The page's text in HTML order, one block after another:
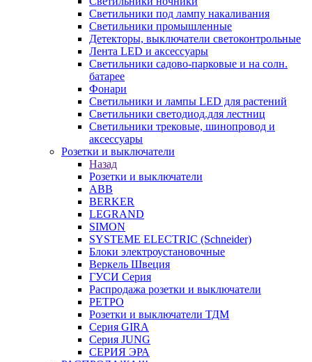
Светильники под лампу накаливания
Светильники промышленные
Детекторы, выключатели светоконтрольные
Лента LED и аксессуары
Светильники садово-парковые и на солн.
батарее
Фонари
Светильники и лампы LED для растений
Светильники светодиод.для лестниц
Светильники трековые, шинопровод и
аксессуары
Розетки и выключатели
Назад
Розетки и выключатели
ABB
BERKER
LEGRAND
SIMON
SYSTEME ELECTRIC (Schneider)
Блоки электроустановочные
Веркель Швеция
ГУСИ Серия
Распродажа розетки и выключатели
РЕТРО
Розетки и выключатели ТДМ
Серия GIRA
Серия JUNG
СЕРИЯ ЭРА